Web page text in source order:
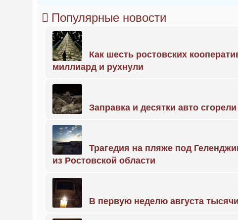
Популярные новости
Как шесть ростовских
миллиард и рухнули
Заправка и десятки авто
Трагедия на пляже под
из Ростовской области
В первую неделю августа